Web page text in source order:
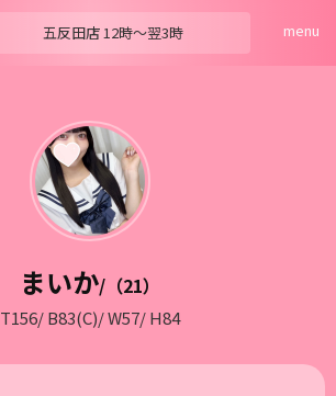
五反田店12時〜翌3時 menu
まいか/（21）
T156/ B83(C)/ W57/ H84